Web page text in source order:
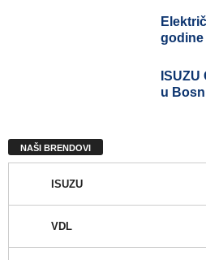
godine
u
NAŠI BRENDOVI
ISUZU
VDL